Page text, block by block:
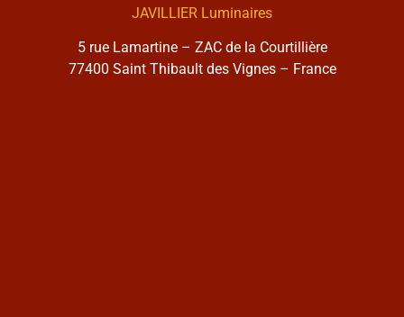
JAVILLIER Luminaires
5 rue Lamartine – ZAC de la Courtillière
77400 Saint Thibault des Vignes – France